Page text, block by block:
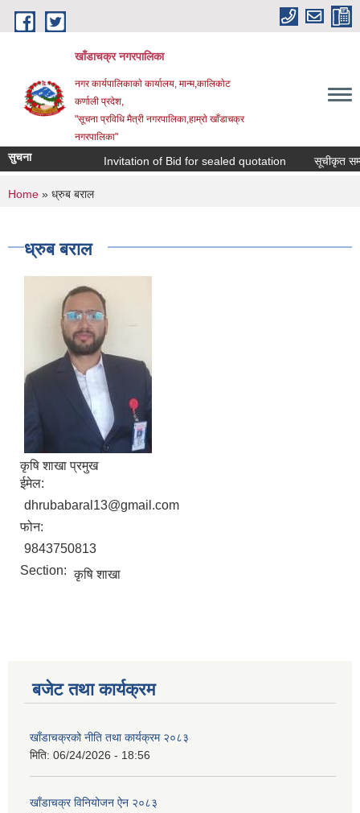
Skip to main content
खाँडाचक्र नगरपालिका
नगर कार्यपालिकाकाे कार्यालय, मान्म,कालिकाेट
क‍र्णाली प्रदेश,
"सूचना प्रविधि मैत्री नगरपालिका,हाम्राे खाँडाचक्र
नगरपालिका"
सुचना Invitation of Bid for sealed quotation सूचीकृत
You are here
Home » ध्रुब बराल
ध्रुब बराल
कृषि शाखा प्रमुख
ईमेल:
dhrubabaral13@gmail.com
फोन:
9843750813
Section: कृषि शाखा
बजेट तथा कार्यक्रम
खाँडाचक्रको नीति तथा कार्यक्रम २०८३
मिति: 06/24/2026 - 18:56
खाँडाचक्र विनियोजन ऐन २०८३